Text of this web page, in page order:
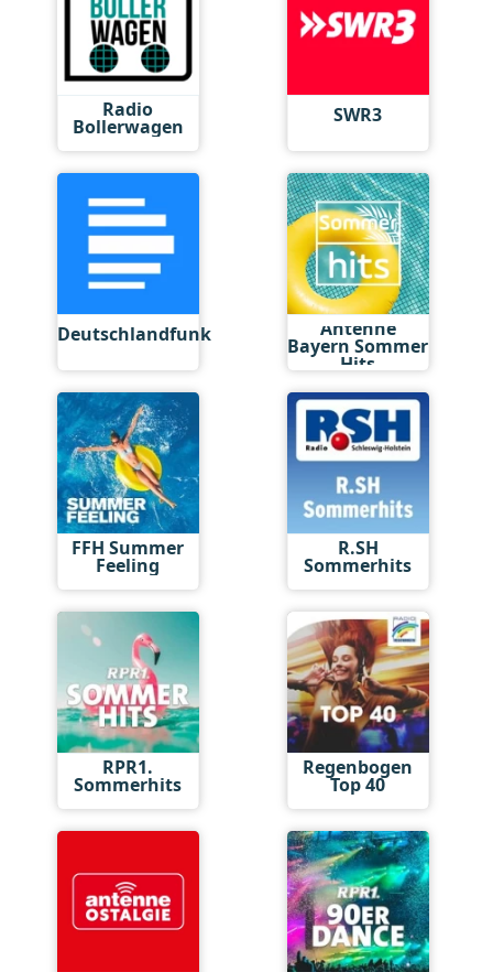
Radio
Bollerwagen SWR3
Deutschlandfunk Antenne
Bayern Sommer
Hits
FFH Summer
Feeling
R.SH
Sommerhits
RPR1.
Sommerhits
Regenbogen
Top 40